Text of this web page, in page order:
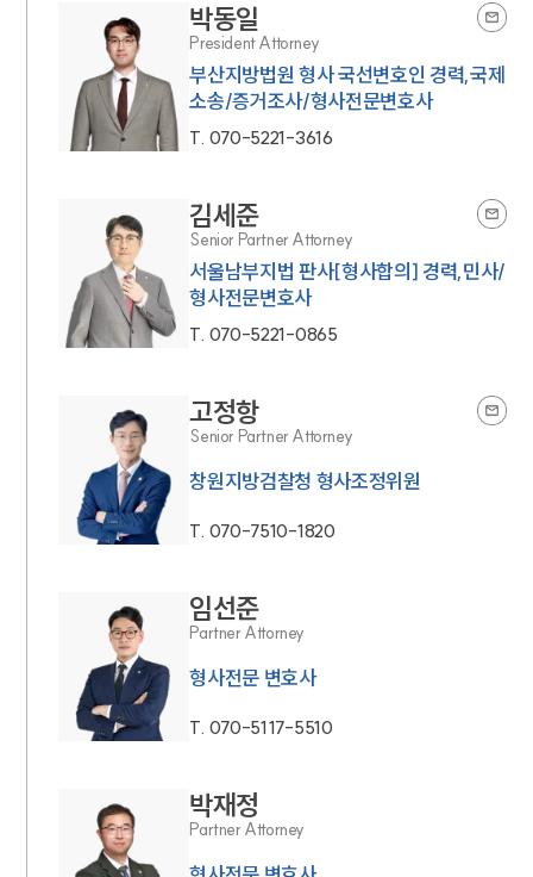
박동일
President Attorney
부산지방법원 형사 국선변호인 경력,국제
소송/증거조사/형사전문변호사
T. 070-5221-3616
김세준
Senior Partner Attorney
서울남부지법 판사[형사합의] 경력,민사/
형사전문변호사
T. 070-5221-0865
고정항
Senior Partner Attorney
창원지방검찰청 형사조정위원
T. 070-7510-1820
임선준
Partner Attorney
형사전문 변호사
T. 070-5117-5510
박재정
Partner Attorney